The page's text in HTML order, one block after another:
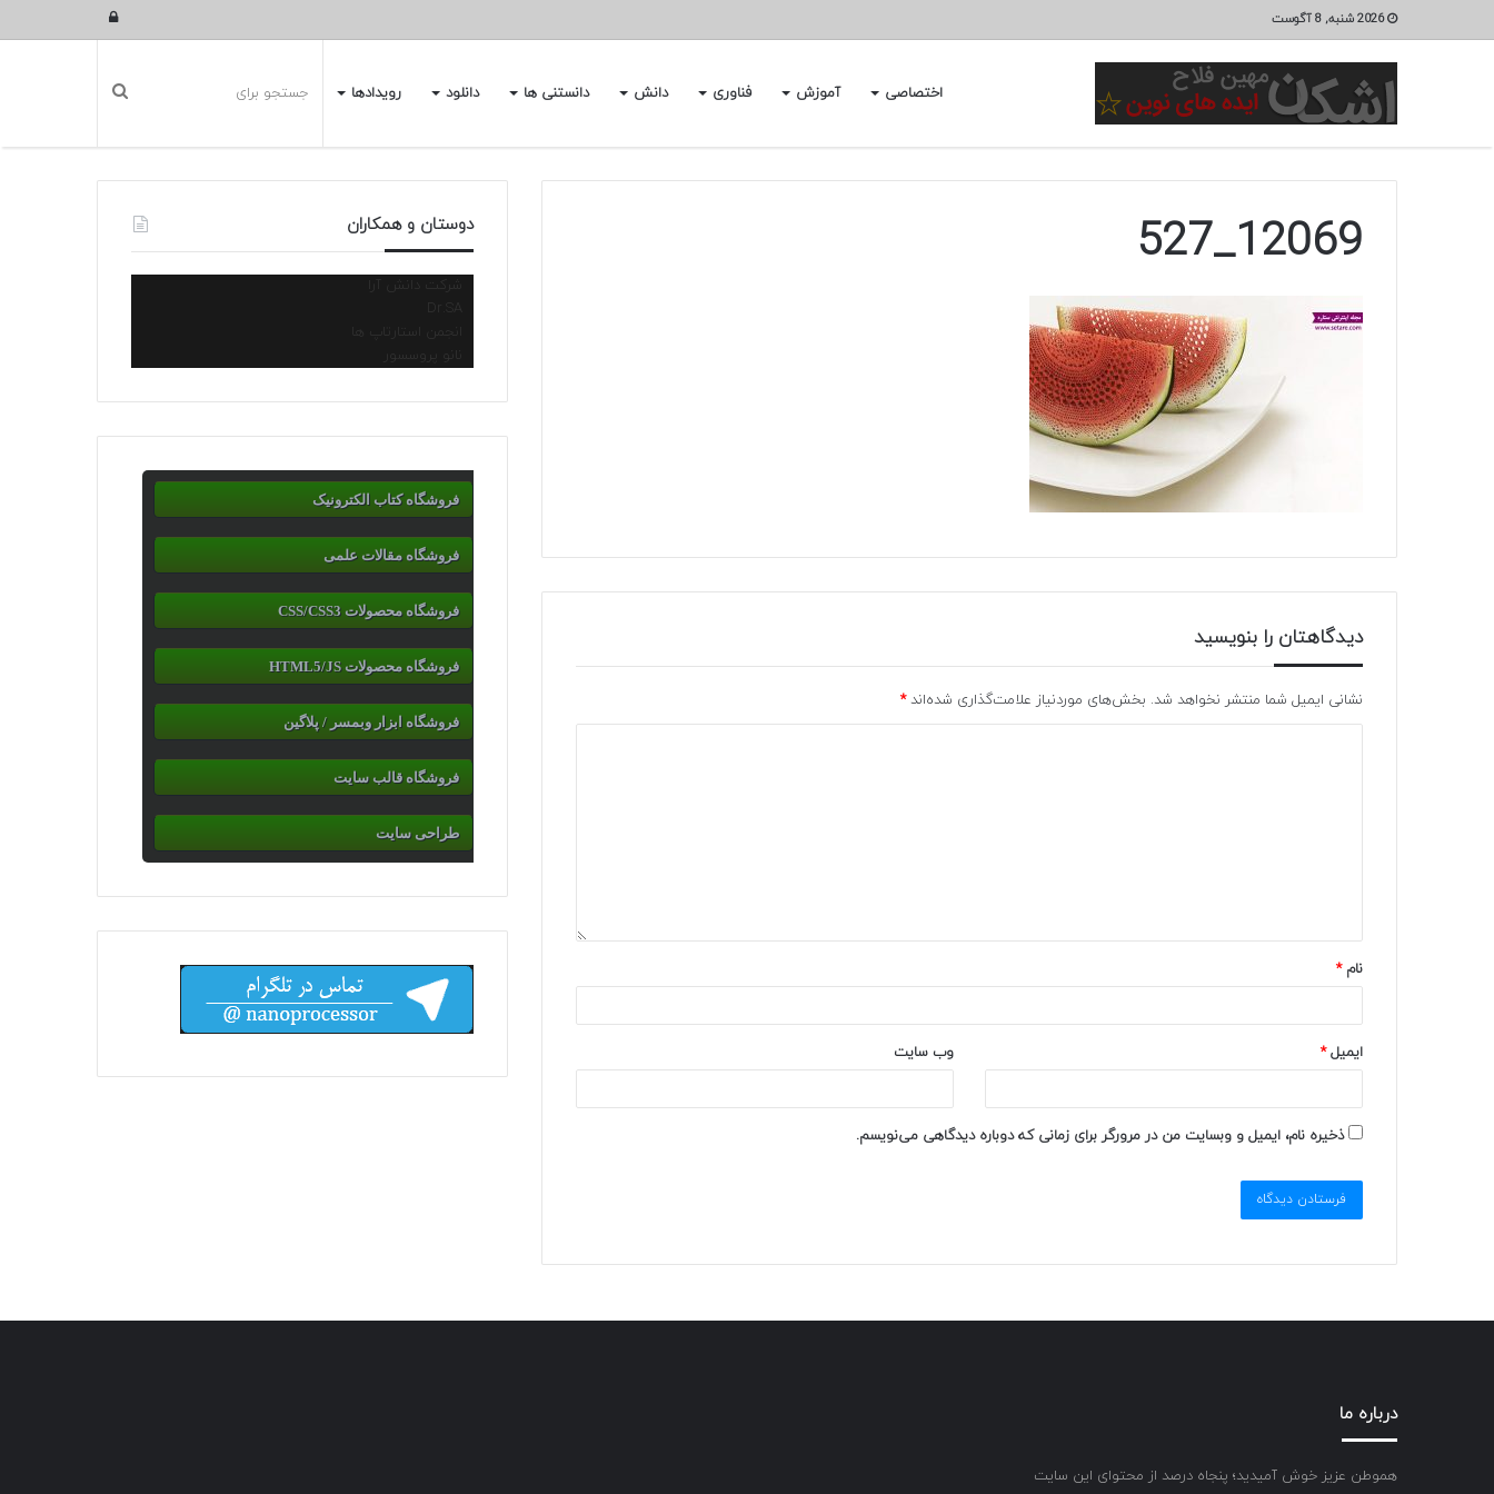
2026 شنبه, 8 آگوست ورود
اختصاصی آموزش فناوری دانش دانستنی ها دانلود رویدادها
12069_527
دیدگاهتان را بنویسید
نشانی ایمیل شما منتشر نخواهد شد. بخش‌های موردنیاز علامت‌گذاری شده‌اند*
نام*
ایمیل* وب‌ سایت
ذخیره نام، ایمیل و وبسایت من در مرورگر برای زمانی که دوباره دیدگاهی می‌نویسم.
دوستان و همکاران
شرکت دانش آرا
انجمن استارتاپ ها
نانو پروسسور
فروشگاه کتاب الکترونیک
فروشگاه مقالات علمی
فروشگاه محصولات CSS/CSS3
فروشگاه محصولات HTML5/JS
فروشگاه ابزار وبمسر / پلاگین
فروشگاه قالب سایت
طراحی سایت
درباره ما
هموطن عزیز خوش آمیدید؛ پنجاه درصد از محتوای این سایت